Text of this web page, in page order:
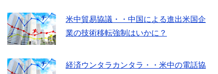
米中貿易協議・・中国による進出米国企
業の技術移転強制はいかに？
経済ウンタラカンタラ・・米中の電話協